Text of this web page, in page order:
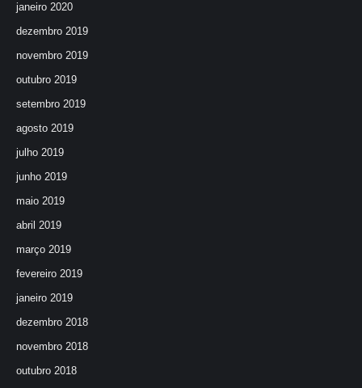
janeiro 2020
dezembro 2019
novembro 2019
outubro 2019
setembro 2019
agosto 2019
julho 2019
junho 2019
maio 2019
abril 2019
março 2019
fevereiro 2019
janeiro 2019
dezembro 2018
novembro 2018
outubro 2018